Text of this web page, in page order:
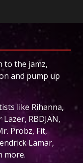
to the jamz,
and pump up
like Rihanna,
RBDJAN,
Probz, Fit,
Lamar,
more.